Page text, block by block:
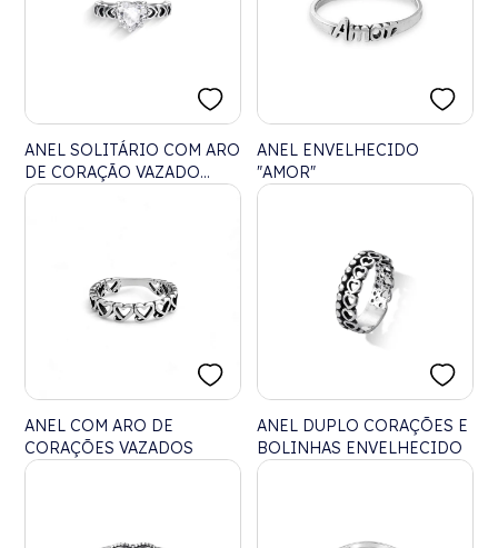
ANEL SOLITÁRIO COM ARO
DE CORAÇÃO VAZADO
COM ZIRCÔNIA
ANEL ENVELHECIDO
"AMOR"
ANEL COM ARO DE
CORAÇÕES VAZADOS
ANEL DUPLO CORAÇÕES E
BOLINHAS ENVELHECIDO